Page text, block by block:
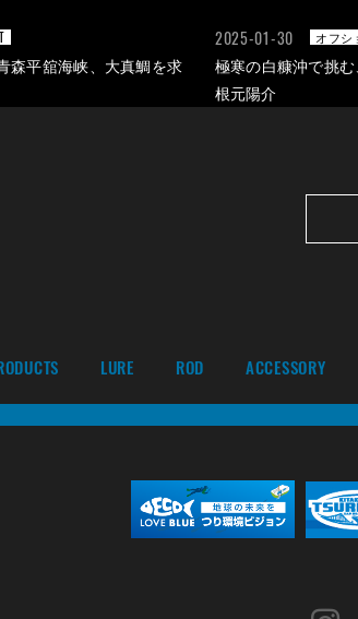
森平舘海峡、大真鯛を求
2025-01-30 オフシ
極寒の白糠沖で挑
根元陽介
LURE ROD ACCESSORY